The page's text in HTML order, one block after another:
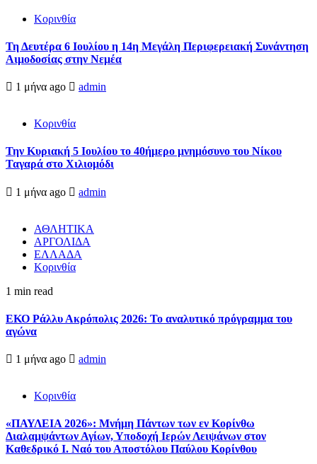
Κορινθία
Τη Δευτέρα 6 Ιουλίου η 14η Μεγάλη Περιφερειακή Συνάντηση
Αιμοδοσίας στην Νεμέα
1 μήνα ago admin
Κορινθία
Την Κυριακή 5 Ιουλίου το 40ήμερο μνημόσυνο του Νίκου
Ταγαρά στο Χιλιομόδι
1 μήνα ago admin
ΑΘΛΗΤΙΚΑ
ΑΡΓΟΛΙΔΑ
ΕΛΛΑΔΑ
Κορινθία
1 min read
ΕΚΟ Ράλλυ Ακρόπολις 2026: Το αναλυτικό πρόγραμμα του
αγώνα
1 μήνα ago admin
Κορινθία
«ΠΑΥΛΕΙΑ 2026»: Μνήμη Πάντων των εν Κορίνθω
Διαλαμψάντων Αγίων, Υποδοχή Ιερών Λειψάνων στον
Καθεδρικό Ι. Ναό του Αποστόλου Παύλου Κορίνθου